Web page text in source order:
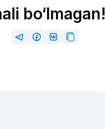
bo‘lmagan!